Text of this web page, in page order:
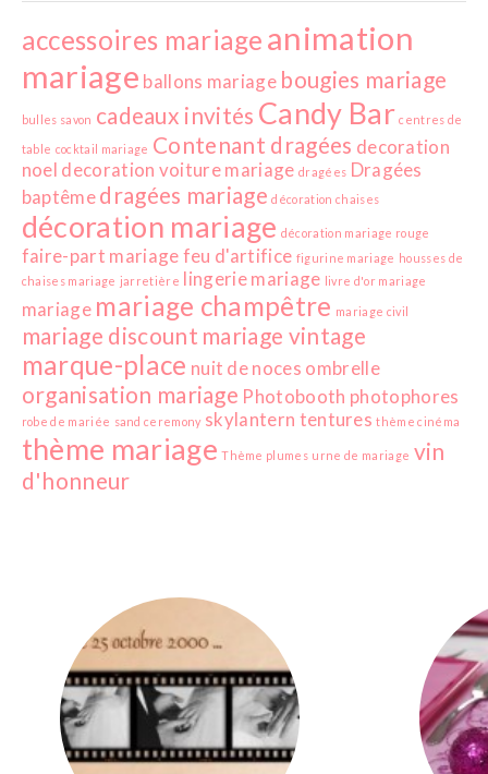
accessoires mariage animation
mariage ballons mariage bougies mariage
bulles savon cadeaux invités Candy Bar centres de
table cocktail mariage Contenant dragées decoration
noel decoration voiture mariage dragées Dragées
baptêmedragées mariage décoration chaises
décoration mariage décoration mariage rouge
faire-part mariagefeu d'artifice figurine mariage housses de
chaises mariage jarretière lingerie mariage livre d'or mariage
mariage mariage champêtre mariage civil
mariage discount mariage vintage
marque-place nuit de noces ombrelle
organisation mariage Photobooth photophores
robe de mariée sand ceremony skylantern tentures thème cinéma
thème mariage Thème plumes urne de mariage vin
d'honneur